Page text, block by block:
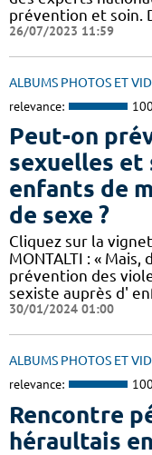
prévention et soin.
26/07/2023 11:59
ALBUMS PHOTOS ET
relevance:
Peut-on
sexuelles et
enfants de
de sexe ?
Cliquez sur la
MONTALTI : «
prévention des
sexiste auprès d'
30/01/2024 01:00
ALBUMS PHOTOS ET
relevance:
Rencontre
héraultais